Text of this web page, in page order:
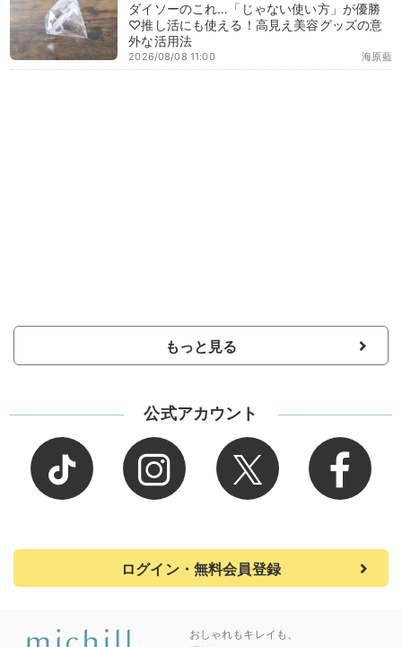
ダイソーのこれ…「じゃない使い方」が優勝
♡推し活にも使える！高見え美容グッズの意
外な活用法
海原藍
2026/08/08 11:00
もっと見る
公式アカウント
ログイン・無料会員登録
おしゃれもキレイも、